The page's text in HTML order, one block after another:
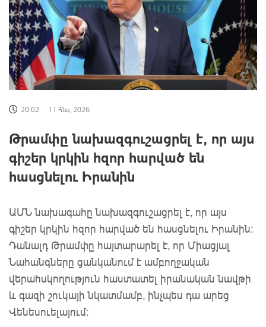
20:02 11 Հնս, 2026
Թրամփը նախազգուշացրել է, որ այս
գիշեր կրկին հզոր հարված են
հասցնելու Իրանին
ԱՄՆ նախագահը նախազգուշացրել է, որ այս
գիշեր կրկին հզոր հարված են հասցնելու Իրանին:
Դանալդ Թրամփը հայտարարել է, որ Միացյալ
Նահանգները ցանկանում է ամբողջական
վերահսկողություն հաստատել իրանական նավթի
և գազի շուկայի նկատմամբ, ինչպես դա արեց
Վենեսուելայում: